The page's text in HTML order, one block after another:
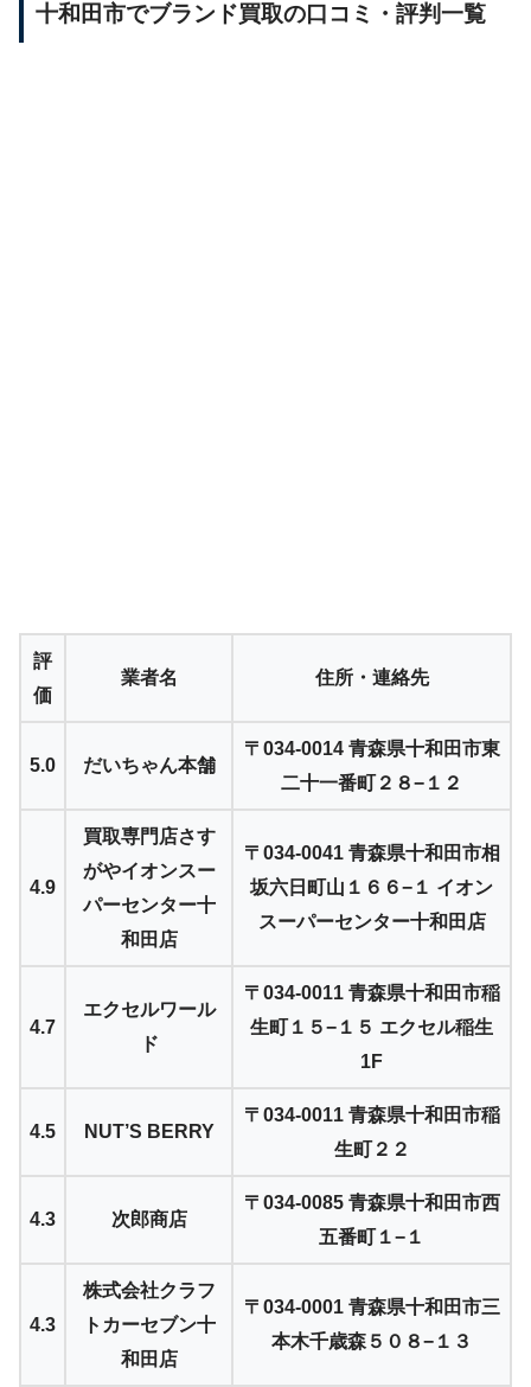
十和田市でブランド買取の口コミ・評判一覧
評
価
業者名 住所・連絡先
5.0 だいちゃん本舗
〒034-0014 青森県十和田市東
二十一番町２８−１２
4.9
買取専門店さす
がやイオンスー
パーセンター十
和田店
〒034-0041 青森県十和田市相
坂六日町山１６６−１ イオン
スーパーセンター十和田店
4.7
エクセルワール
ド
〒034-0011 青森県十和田市稲
生町１５−１５ エクセル稲生
1F
4.5 NUT’S BERRY
〒034-0011 青森県十和田市稲
生町２２
4.3 次郎商店
〒034-0085 青森県十和田市西
五番町１−１
4.3
株式会社クラフ
トカーセブン十
和田店
〒034-0001 青森県十和田市三
本木千歳森５０８−１３